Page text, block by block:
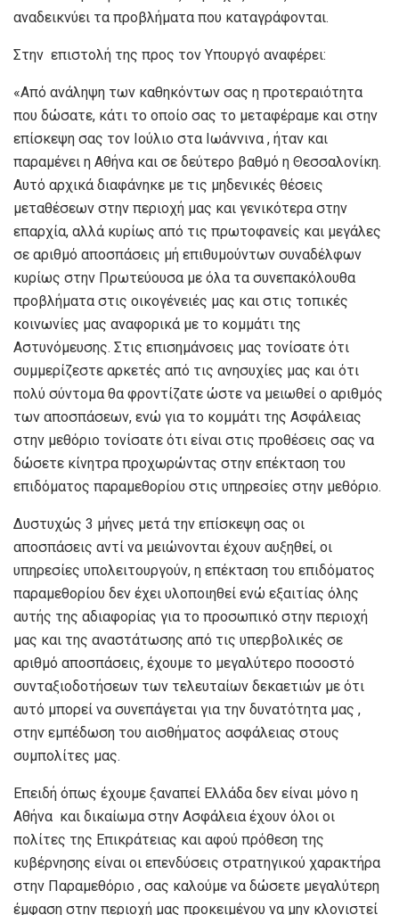
αναδεικνύει τα προβλήματα που καταγράφονται.
Στην επιστολή της προς τον Υπουργό αναφέρει:
«Από ανάληψη των καθηκόντων σας η προτεραιότητα
που δώσατε, κάτι το οποίο σας το μεταφέραμε και στην
επίσκεψη σας τον Ιούλιο στα Ιωάννινα , ήταν και
παραμένει η Αθήνα και σε δεύτερο βαθμό η Θεσσαλονίκη.
Αυτό αρχικά διαφάνηκε με τις μηδενικές θέσεις
μεταθέσεων στην περιοχή μας και γενικότερα στην
επαρχία, αλλά κυρίως από τις πρωτοφανείς και μεγάλες
σε αριθμό αποσπάσεις μή επιθυμούντων συναδέλφων
κυρίως στην Πρωτεύουσα με όλα τα συνεπακόλουθα
προβλήματα στις οικογένειές μας και στις τοπικές
κοινωνίες μας αναφορικά με το κομμάτι της
Αστυνόμευσης. Στις επισημάνσεις μας τονίσατε ότι
συμμερίζεστε αρκετές από τις ανησυχίες μας και ότι
πολύ σύντομα θα φροντίζατε ώστε να μειωθεί ο αριθμός
των αποσπάσεων, ενώ για το κομμάτι της Ασφάλειας
στην μεθόριο τονίσατε ότι είναι στις προθέσεις σας να
δώσετε κίνητρα προχωρώντας στην επέκταση του
επιδόματος παραμεθορίου στις υπηρεσίες στην μεθόριο.
Δυστυχώς 3 μήνες μετά την επίσκεψη σας οι
αποσπάσεις αντί να μειώνονται έχουν αυξηθεί, οι
υπηρεσίες υπολειτουργούν, η επέκταση του επιδόματος
παραμεθορίου δεν έχει υλοποιηθεί ενώ εξαιτίας όλης
αυτής της αδιαφορίας για το προσωπικό στην περιοχή
μας και της αναστάτωσης από τις υπερβολικές σε
αριθμό αποσπάσεις, έχουμε το μεγαλύτερο ποσοστό
συνταξιοδοτήσεων των τελευταίων δεκαετιών με ότι
αυτό μπορεί να συνεπάγεται για την δυνατότητα μας ,
στην εμπέδωση του αισθήματος ασφάλειας στους
συμπολίτες μας.
Επειδή όπως έχουμε ξαναπεί Ελλάδα δεν είναι μόνο η
Αθήνα και δικαίωμα στην Ασφάλεια έχουν όλοι οι
πολίτες της Επικράτειας και αφού πρόθεση της
κυβέρνησης είναι οι επενδύσεις στρατηγικού χαρακτήρα
στην Παραμεθόριο , σας καλούμε να δώσετε μεγαλύτερη
έμφαση στην περιοχή μας προκειμένου να μην κλονιστεί